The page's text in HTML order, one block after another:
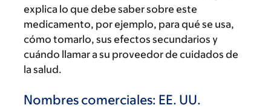
explica lo que debe saber sobre este
medicamento, por ejemplo, para qué se usa,
cómo tomarlo, sus efectos secundarios y
cuándo llamar a su proveedor de cuidados de
la salud.
Nombres comerciales: EE. UU.